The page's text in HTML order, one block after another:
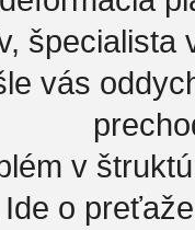
špecialista
vás
v
o